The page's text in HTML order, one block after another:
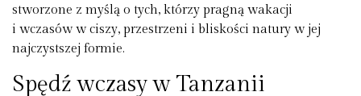
stworzone z myślą o tych, którzy pragną wakacji
i wczasów w ciszy, przestrzeni i bliskości natury w jej
najczystszej formie.
Spędź wczasy w Tanzanii